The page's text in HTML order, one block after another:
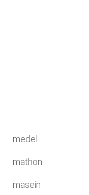
medel
mathon
masein